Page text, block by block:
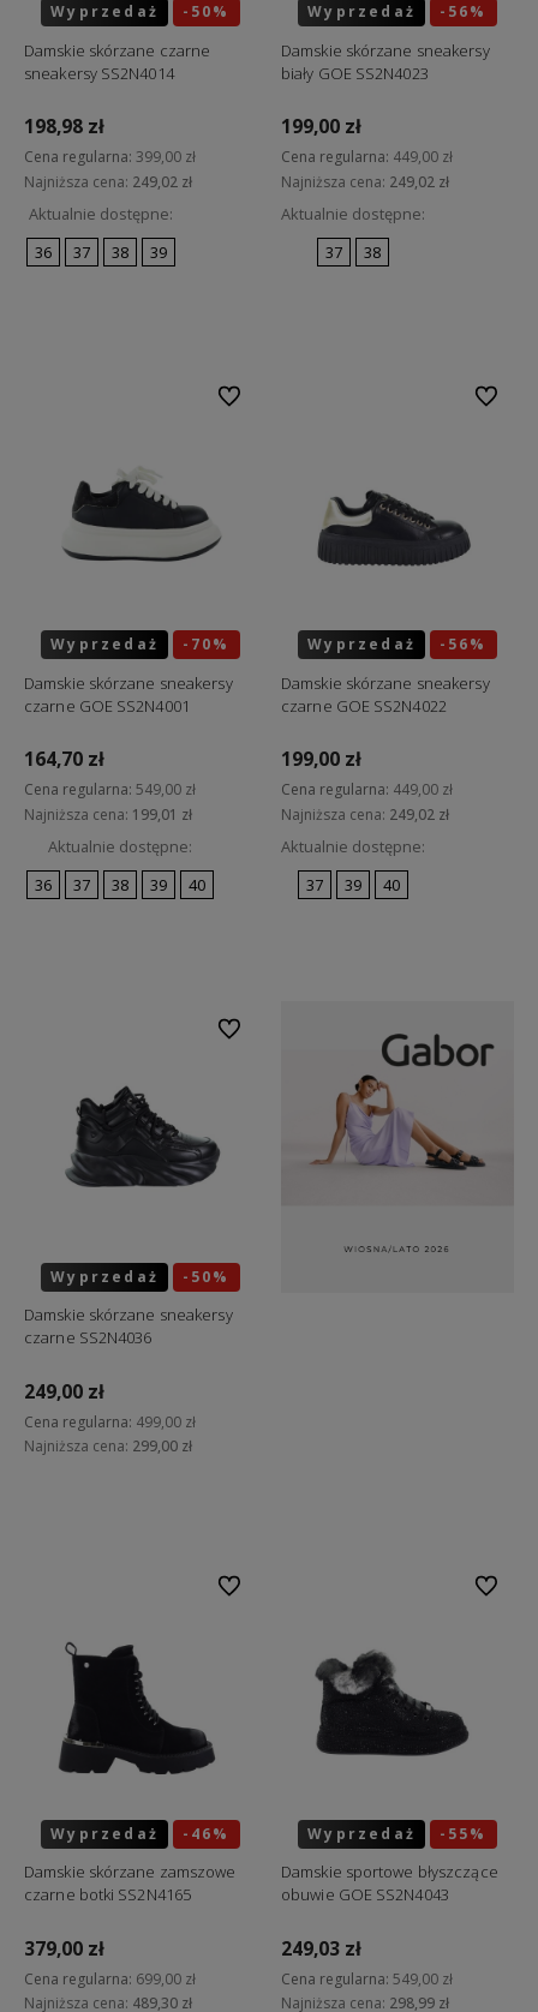
-50%
Okazja
Wyprzedaż
Damskie skórzane czarne
sneakersy SS2N4014
198,98 zł
Cena regularna: 399,00 zł
Najniższa cena: 249,02 zł
Aktualnie dostępne:
36
37 38 39
-56%
Okazja
Wyprzedaż
Damskie skórzane sneakersy
biały GOE SS2N4023
199,00 zł
Cena regularna: 449,00 zł
Najniższa cena: 249,02 zł
Aktualnie dostępne:
37
38
-70%
Okazja
Wyprzedaż
Damskie skórzane sneakersy
czarne GOE SS2N4001
164,70 zł
Cena regularna: 549,00 zł
Najniższa cena: 199,01 zł
Aktualnie dostępne:
36
37 38 39 40
Do ulubionych
-56%
Okazja
Wyprzedaż
Damskie skórzane sneakersy
czarne GOE SS2N4022
199,00 zł
Cena regularna: 449,00 zł
Najniższa cena: 249,02 zł
Aktualnie dostępne:
37
39 40
Do
-50%
Okazja
Wyprzedaż
Damskie skórzane sneakersy
czarne SS2N4036
249,00 zł
Cena regularna: 499,00 zł
Najniższa cena: 299,00 zł
Do ulubionych
-46%
Okazja
Wyprzedaż
Damskie skórzane zamszowe
czarne botki SS2N4165
379,00 zł
Cena regularna: 699,00 zł
Najniższa cena: 489,30 zł
Do ulubionych
-55%
Okazja
Wyprzedaż
Damskie sportowe błyszczące
obuwie GOE SS2N4043
249,03 zł
Cena regularna: 549,00 zł
Najniższa cena: 298,99 zł
Do